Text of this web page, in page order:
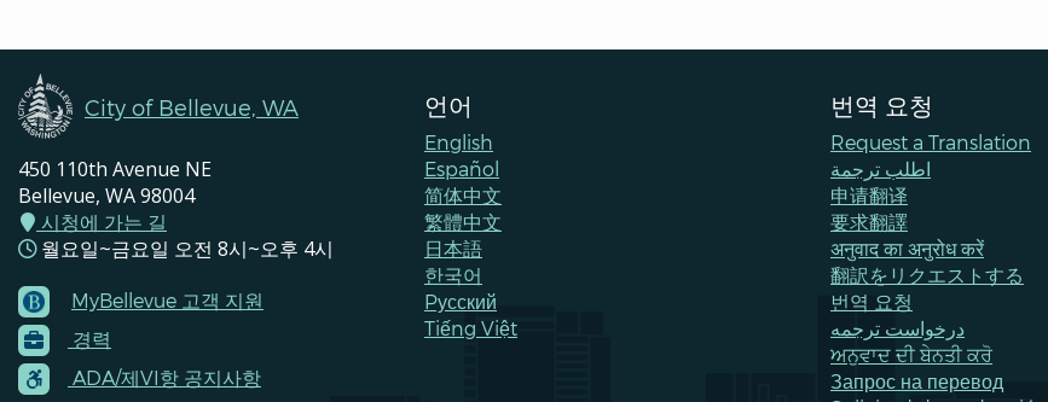
City of Bellevue, WA
450 110th Avenue NE
Bellevue, WA 98004
시청에 가는 길
월요일~금요일 오전 8시~오후 4시
Footer
Menu
Contacts
MyBellevue 고객 지원
경력
ADA/제VI항 공지사항
언어
English
Español
简体中文
繁體中文
日本語
한국어
Pусский
Tiếng Việt
번역 요청
Request a Translation
اطلب ترجمة
申请翻译
要求翻譯
अनुवाद का अनुरोध करें
翻訳をリクエストする
번역 요청
درخواست ترجمه
ਅਨੁਵਾਦ ਦੀ ਬੇਨਤੀ ਕਰੋ
Запрос на перевод